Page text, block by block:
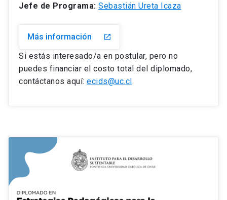
Jefe de Programa: Sebastián Ureta Icaza
Más información launch
Si estás interesado/a en postular, pero no
puedes financiar el costo total del diplomado,
contáctanos aquí: ecids@uc.cl